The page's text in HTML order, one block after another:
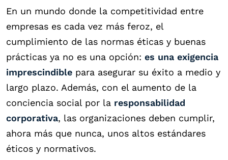
En un mundo donde la competitividad entre
empresas es cada vez más feroz, el
cumplimiento de las normas éticas y buenas
prácticas ya no es una opción: es una exigencia
imprescindible para asegurar su éxito a medio y
largo plazo. Además, con el aumento de la
conciencia social por la responsabilidad
corporativa, las organizaciones deben cumplir,
ahora más que nunca, unos altos estándares
éticos y normativos.